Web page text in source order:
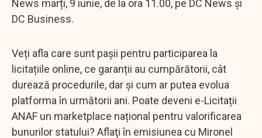
News marți, 9 iunie, de la ora 11.00, pe DC News și
DC Business.
Veți afla care sunt pașii pentru participarea la
licitațiile online, ce garanții au cumpărătorii, cât
durează procedurile, dar și cum ar putea evolua
platforma în următorii ani. Poate deveni e-Licitații
ANAF un marketplace național pentru valorificarea
bunurilor statului? Aflaţi în emisiunea cu Mironel